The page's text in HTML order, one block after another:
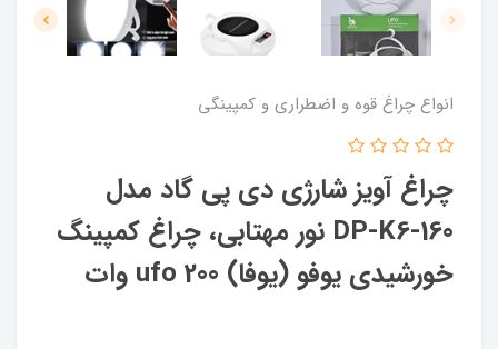
انواع چراغ قوه و اضطراری و کمپینگی
چراغ آویز شارژی دی پی گاد مدل
DP-K6-160 نور مهتابی، چراغ کمپینگ
خورشیدی یوفو (یوفا) ufo 200 وات